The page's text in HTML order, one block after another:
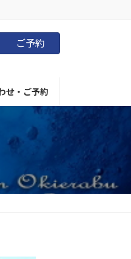
ご予約
せ・ご予約